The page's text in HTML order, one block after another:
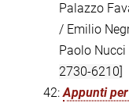
Palazzo
/ Emilio
Paolo
2730-6210]
42:Appunti